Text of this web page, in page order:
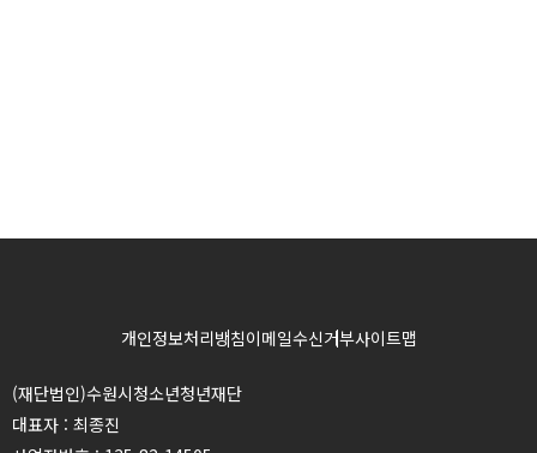
개인정보처리방침이메일수신거부사이트맵
(재단법인)수원시청소년청년재단
대표자 : 최종진